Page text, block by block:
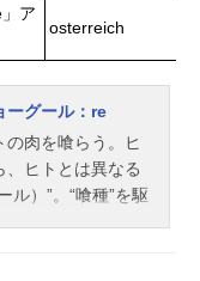
的な部分を葬
決意。暴走する優
品名東京喰種ト
放送形態TVアニメ
トーキョーグール
年1月8日（木）～
木）TOKYOMXほ
ア
osterreich
ーグール：re
肉を喰らう。ヒ
、ヒトとは異なる
ル）”。“喰種”を駆